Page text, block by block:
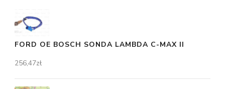
FORD OE BOSCH SONDA LAMBDA C-MAX II
256,47zł